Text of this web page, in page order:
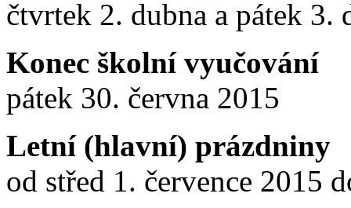
čtvrtek 2. dubna a pátek 3.
Konec školní vyučování
pátek 30. června 2015
Letní (hlavní) prázdniny
od střed 1. července 2015